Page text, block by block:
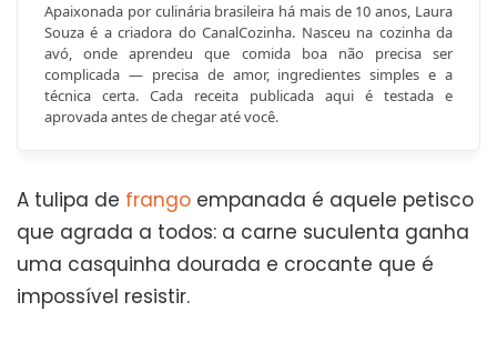
Apaixonada por culinária brasileira há mais de 10 anos, Laura
Souza é a criadora do CanalCozinha. Nasceu na cozinha da
avó, onde aprendeu que comida boa não precisa ser
complicada — precisa de amor, ingredientes simples e a
técnica certa. Cada receita publicada aqui é testada e
aprovada antes de chegar até você.
A tulipa de frango empanada é aquele petisco
que agrada a todos: a carne suculenta ganha
uma casquinha dourada e crocante que é
impossível resistir.